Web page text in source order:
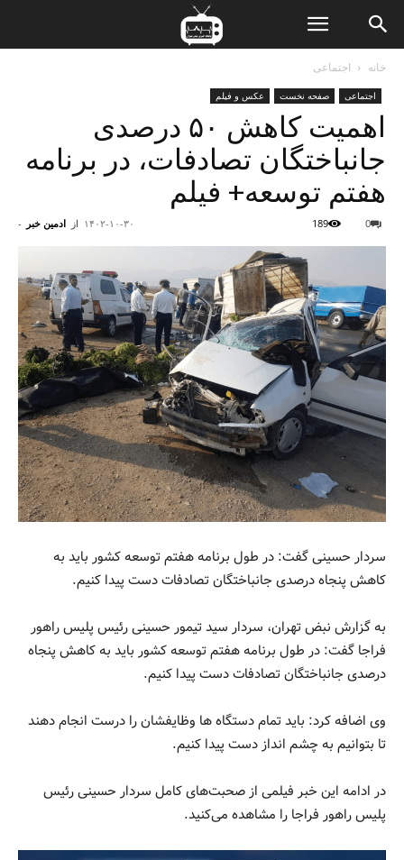
خانه اجتماعی
اجتماعی صفحه نخست عکس و فیلم
اهمیت کاهش ۵۰ درصدی
جانباختگان تصادفات، در برنامه
هفتم توسعه+ فیلم
از ادمین خبر - ۱۴۰۲-۱۰-۳۰ 0
189
سردار حسینی گفت: در طول برنامه هفتم توسعه کشور باید به
کاهش پنجاه درصدی جانباختگان تصادفات دست پیدا کنیم.
به گزارش نبض تهران، سردار سید تیمور حسینی رئیس پلیس راهور
فراجا گفت: در طول برنامه هفتم توسعه کشور باید به کاهش پنجاه
درصدی جانباختگان تصادفات دست پیدا کنیم.
وی اضافه کرد: باید تمام دستگاه ها وظایفشان را درست انجام دهند
تا بتوانیم به چشم انداز دست پیدا کنیم.
در ادامه این خبر فیلمی از صحبت‌های کامل سردار حسینی رئیس
پلیس راهور فراجا را مشاهده می‌کنید.